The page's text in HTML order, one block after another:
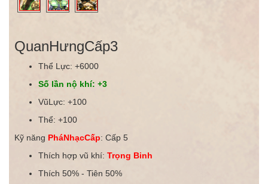
QuanHưngCấp3
Thể Lực: +6000
Số lần nộ khí: +3
VũLực: +100
Thể: +100
Kỹ năng PháNhạcCấp: Cấp 5
Thích hợp vũ khí:Trọng Binh
Thích 50% - Tiên 50%